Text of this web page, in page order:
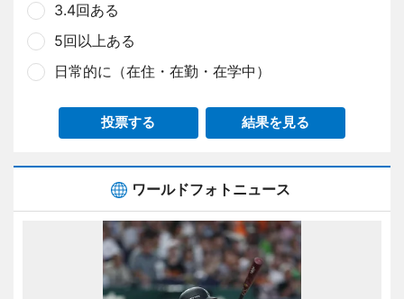
3.4回ある
5回以上ある
日常的に（在住・在勤・在学中）
投票する 結果を見る
ワールドフォトニュース